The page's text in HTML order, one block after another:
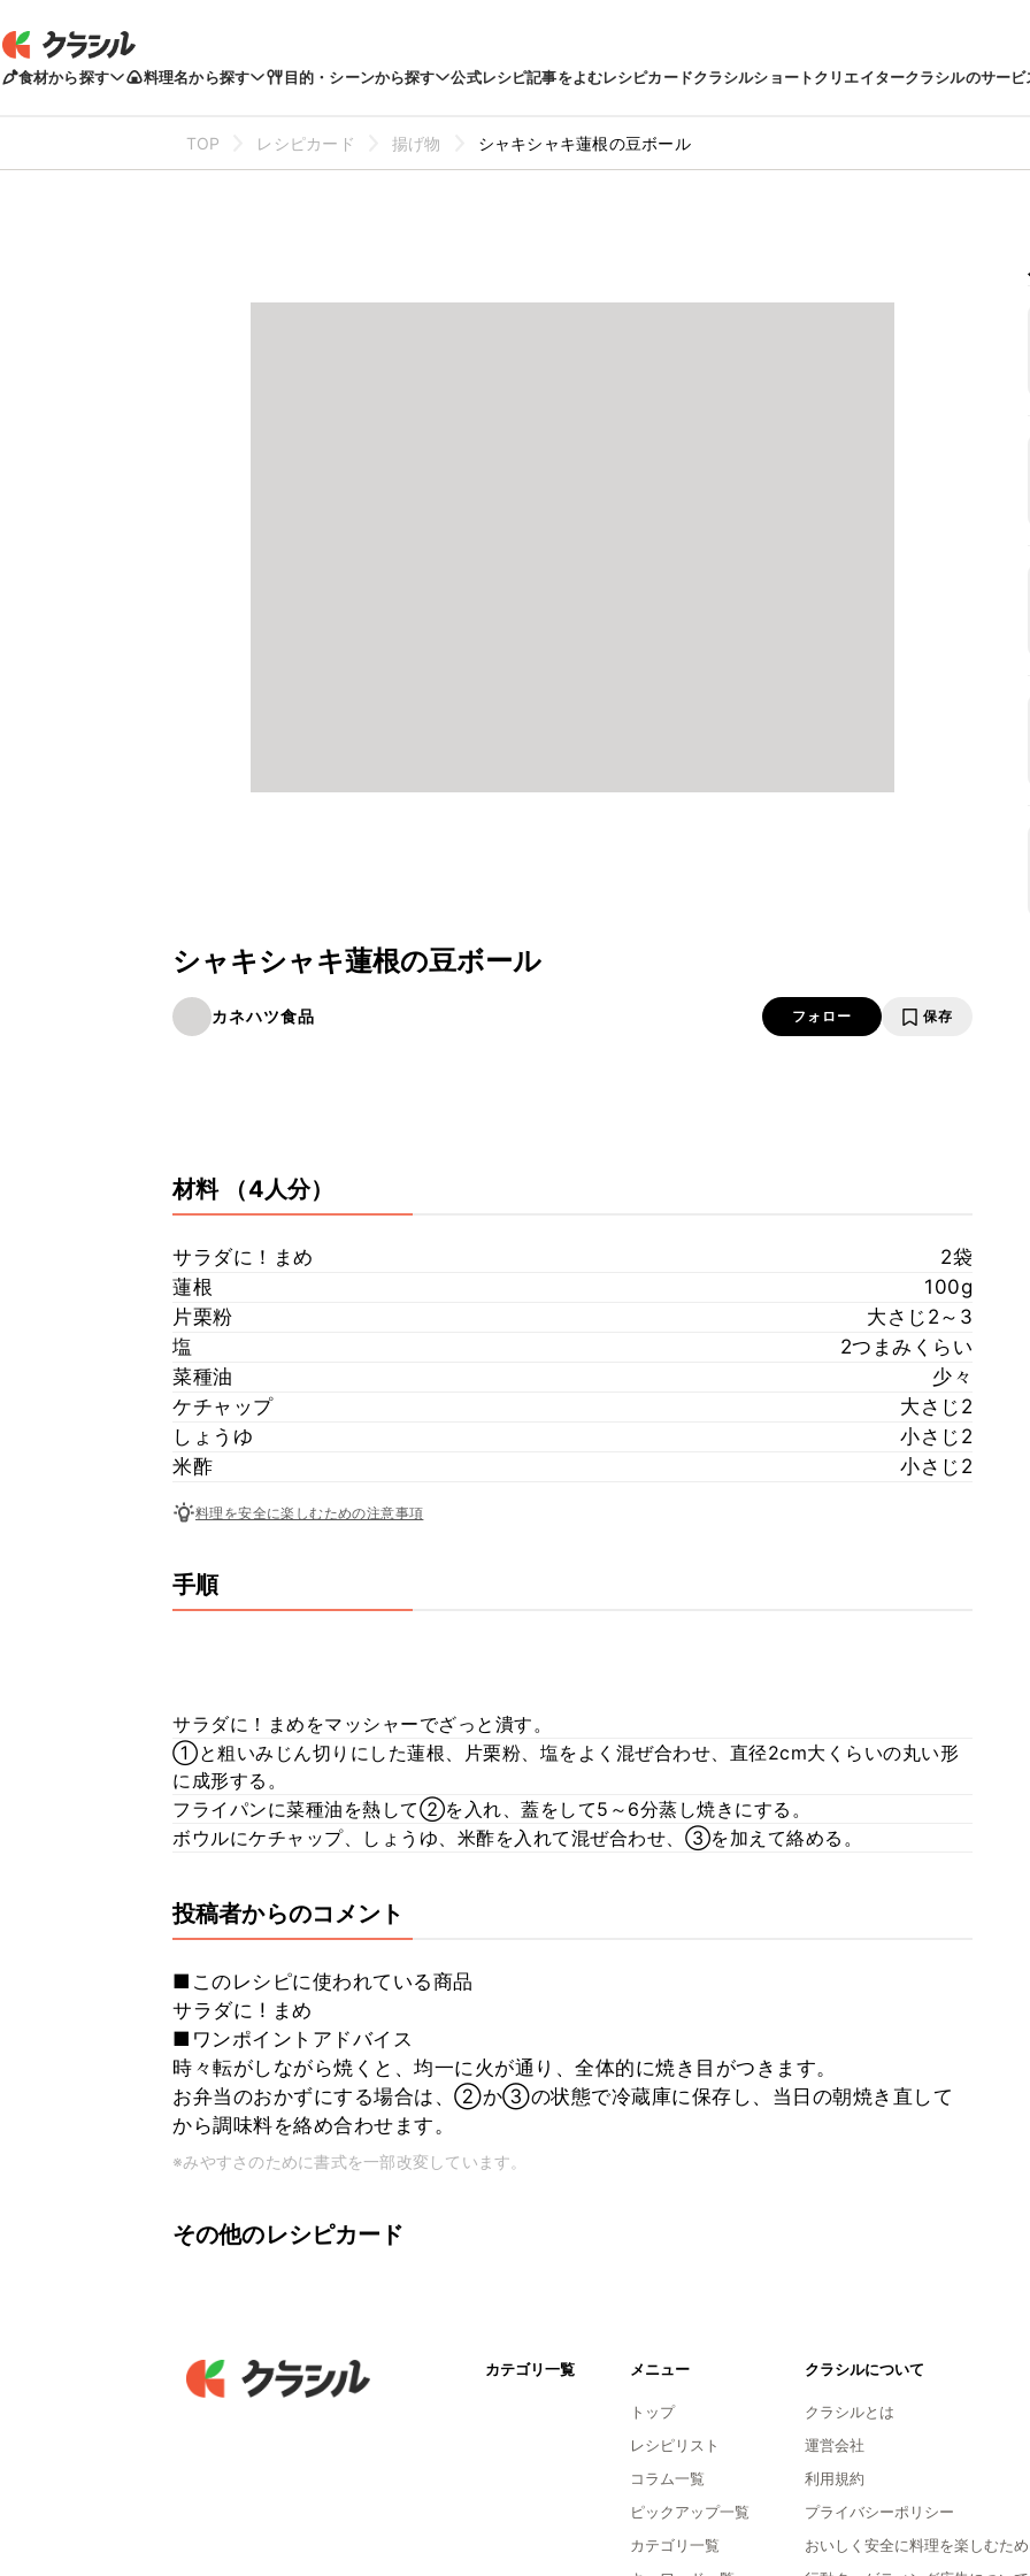
食材から探す 料理名から探す 目的・シーンから探す 公式レシピ記事をよむレシピカードクラシルショートクリエイタークラシルのサービ
TOP レシピカード 揚げ物 シャキシャキ蓮根の豆ボール
シャキシャキ蓮根の豆ボール
カネハツ食品 フォロー 保存
材料 （4人分）
サラダに！まめ
2袋
蓮根
100g
片栗粉
大さじ2～3
塩
2つまみくらい
菜種油
少々
ケチャップ
大さじ2
しょうゆ
小さじ2
米酢
小さじ2
料理を安全に楽しむための注意事項
手順
サラダに！まめをマッシャーでざっと潰す。
①と粗いみじん切りにした蓮根、片栗粉、塩をよく混ぜ合わせ、直径2cm大くらいの丸い形
に成形する。
フライパンに菜種油を熱して②を入れ、蓋をして5～6分蒸し焼きにする。
ボウルにケチャップ、しょうゆ、米酢を入れて混ぜ合わせ、③を加えて絡める。
投稿者からのコメント
■このレシピに使われている商品
サラダに ! まめ
■ワンポイントアドバイス
時々転がしながら焼くと、均一に火が通り、全体的に焼き目がつきます。
お弁当のおかずにする場合は、②か③の状態で冷蔵庫に保存し、当日の朝焼き直して
から調味料を絡め合わせます。
※みやすさのために書式を一部改変しています。
その他のレシピカード
カテゴリ一覧 メニュー
トップ
レシピリスト
コラム一覧
ピックアップ一覧
カテゴリ一覧
クラシルについて
クラシルとは
運営会社
利用規約
プライバシーポリシー
おいしく安全に料理を楽しむため